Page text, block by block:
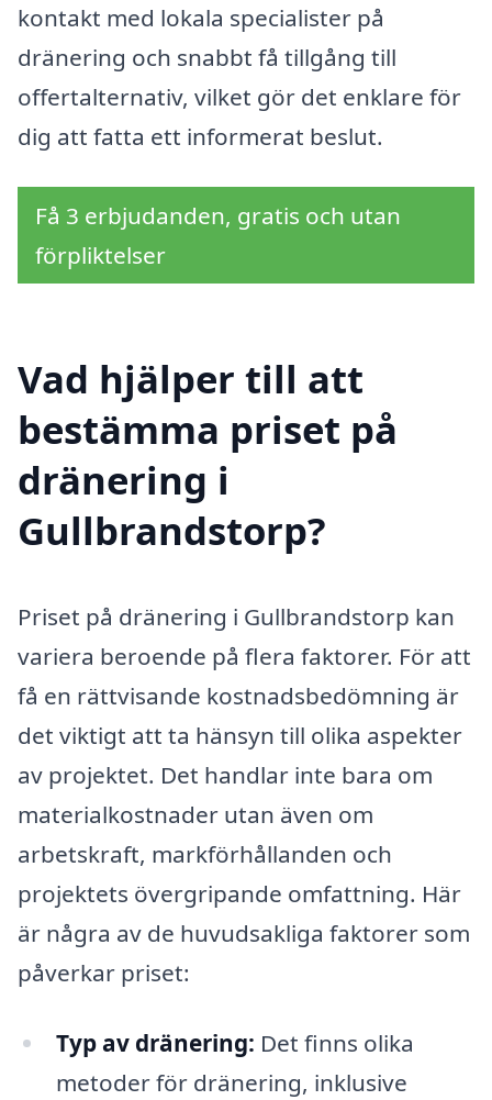
kontakt med lokala specialister på
dränering och snabbt få tillgång till
offertalternativ, vilket gör det enklare för
dig att fatta ett informerat beslut.
Få 3 erbjudanden, gratis och utan
förpliktelser
Vad hjälper till att
bestämma priset på
dränering i
Gullbrandstorp?
Priset på dränering i Gullbrandstorp kan
variera beroende på flera faktorer. För att
få en rättvisande kostnadsbedömning är
det viktigt att ta hänsyn till olika aspekter
av projektet. Det handlar inte bara om
materialkostnader utan även om
arbetskraft, markförhållanden och
projektets övergripande omfattning. Här
är några av de huvudsakliga faktorer som
påverkar priset:
Typ av dränering: Det finns olika
metoder för dränering, inklusive